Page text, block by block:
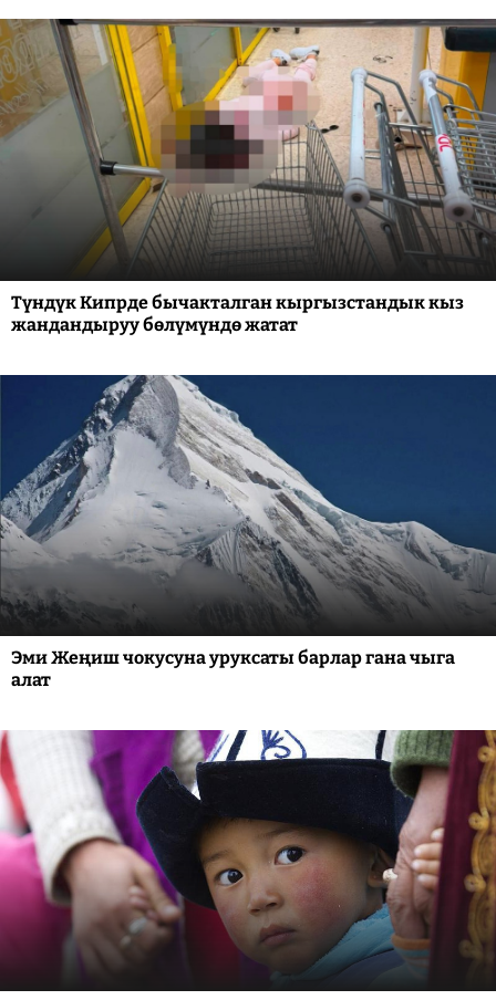
Түндүк Кипрде бычакталган кыргызстандык кыз
жандандыруу бөлүмүндө жатат
Эми Жеңиш чокусуна уруксаты барлар гана чыга
алат